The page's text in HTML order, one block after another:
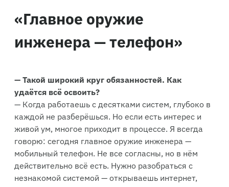
«Главное оружие
инженера — телефон»
— Такой широкий круг обязанностей. Как
удаётся всё освоить?
— Когда работаешь с десятками систем, глубоко в
каждой не разберёшься. Но если есть интерес и
живой ум, многое приходит в процессе. Я всегда
говорю: сегодня главное оружие инженера —
мобильный телефон. Не все согласны, но в нём
действительно всё есть. Нужно разобраться с
незнакомой системой — открываешь интернет,